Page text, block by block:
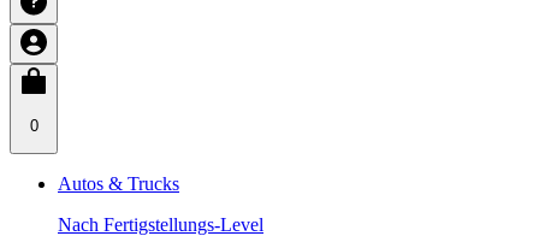
0
Autos & Trucks
Nach Fertigstellungs-Level